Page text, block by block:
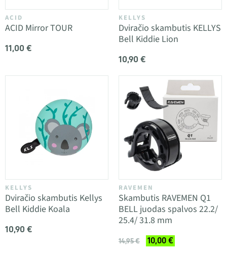
ACID
ACID Mirror TOUR
11,00 €
KELLYS
Dviračio skambutis KELLYS
Bell Kiddie Lion
10,90 €
KELLYS
Dviračio skambutis Kellys
Bell Kiddie Koala
10,90 €
RAVEMEN
Skambutis RAVEMEN Q1
BELL juodas spalvos 22.2/
25.4/ 31.8 mm
14,95 € 10,00 €